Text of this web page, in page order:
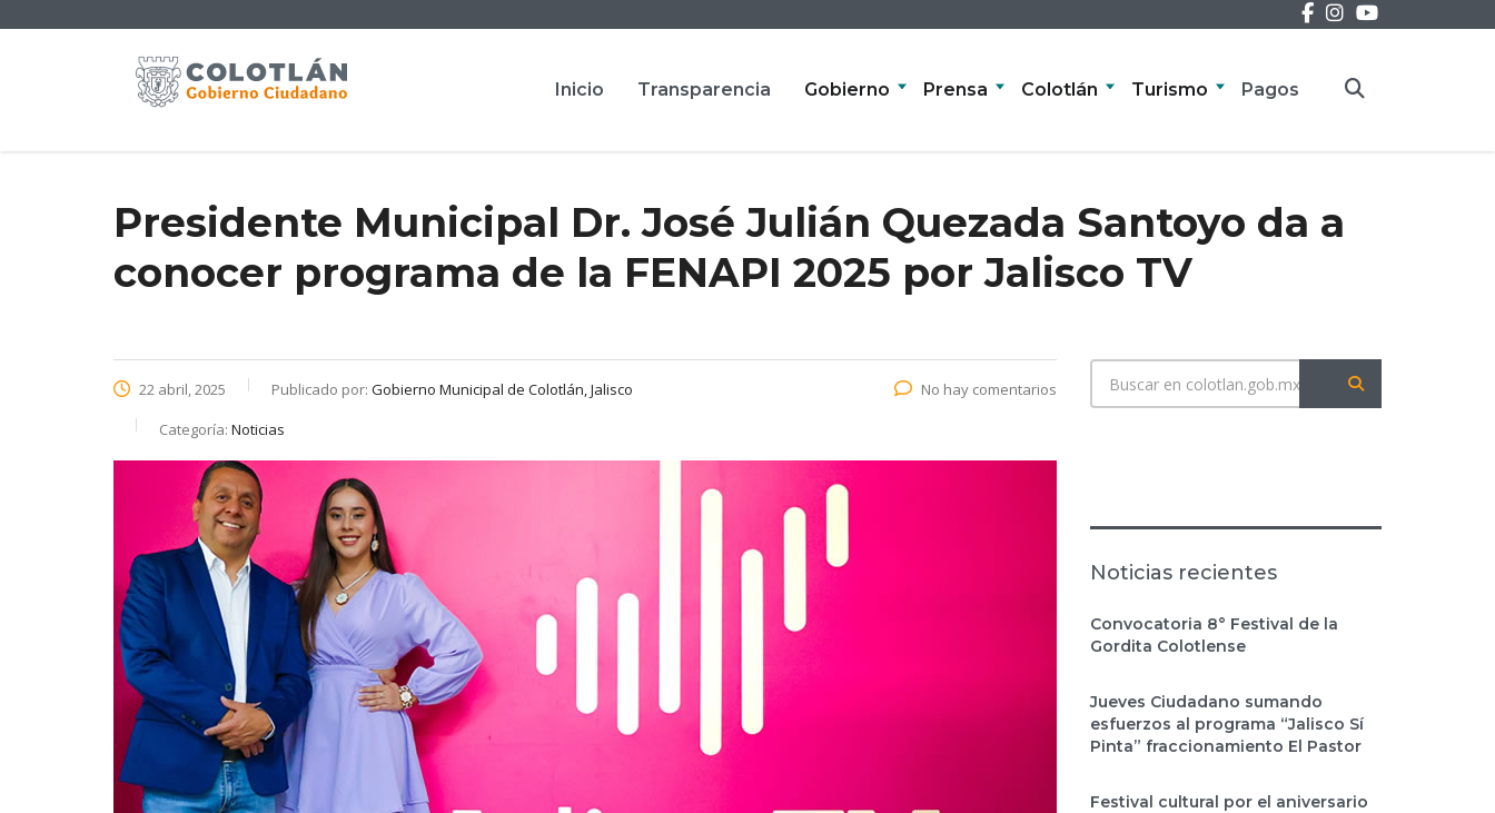
Inicio Transparencia Gobierno Prensa Colotlán Turismo Pagos
Presidente Municipal Dr. José Julián Quezada Santoyo da a
conocer programa de la FENAPI 2025 por Jalisco TV
22 abril, 2025 Publicado por: Gobierno Municipal de Colotlán, Jalisco
Categoría: Noticias
No hay comentarios
Noticias recientes
Convocatoria 8° Festival de la
Gordita Colotlense
Jueves Ciudadano sumando
esfuerzos al programa “Jalisco Sí
Pinta” fraccionamiento El Pastor
Festival cultural por el aniversario